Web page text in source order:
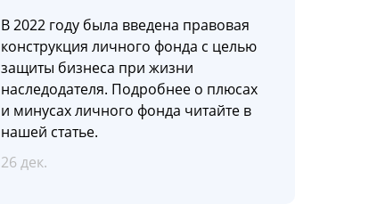
В 2022 году была введена правовая
конструкция личного фонда с целью
защиты бизнеса при жизни
наследодателя. Подробнее о плюсах
и минусах личного фонда читайте в
нашей статье.
26 дек.